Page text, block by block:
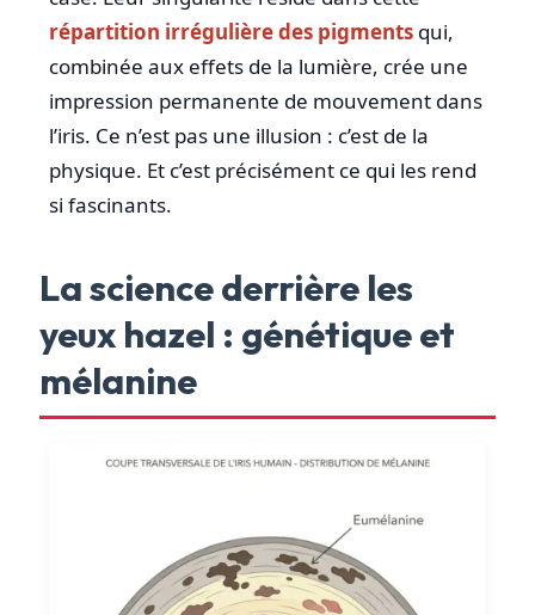
répartition irrégulière des pigments qui,
combinée aux effets de la lumière, crée une
impression permanente de mouvement dans
l’iris. Ce n’est pas une illusion : c’est de la
physique. Et c’est précisément ce qui les rend
si fascinants.
La science derrière les
yeux hazel : génétique et
mélanine